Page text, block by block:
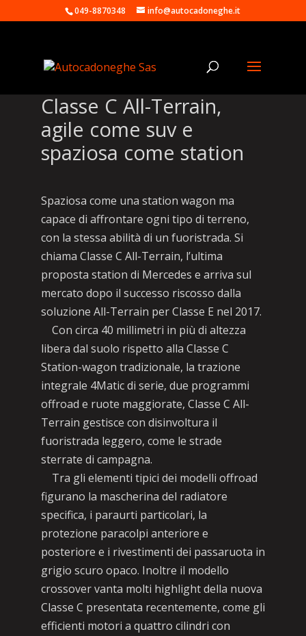
049-8870348 info@autocadoneghe.it
Classe C All-Terrain,
agile come suv e
spaziosa come station
Spaziosa come una station wagon ma
capace di affrontare ogni tipo di terreno,
con la stessa abilità di un fuoristrada. Si
chiama Classe C All-Terrain, l’ultima
proposta station di Mercedes e arriva sul
mercato dopo il successo riscosso dalla
soluzione All-Terrain per Classe E nel 2017.
Con circa 40 millimetri in più di altezza
libera dal suolo rispetto alla Classe C
Station-wagon tradizionale, la trazione
integrale 4Matic di serie, due programmi
offroad e ruote maggiorate, Classe C All-
Terrain gestisce con disinvoltura il
fuoristrada leggero, come le strade
sterrate di campagna.
Tra gli elementi tipici dei modelli offroad
figurano la mascherina del radiatore
specifica, i paraurti particolari, la
protezione paracolpi anteriore e
posteriore e i rivestimenti dei passaruota in
grigio scuro opaco. Inoltre il modello
crossover vanta molti highlight della nuova
Classe C presentata recentemente, come gli
efficienti motori a quattro cilindri con